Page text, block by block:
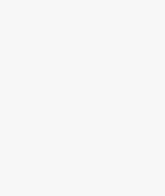
durch seine
kennt und seine
Fachhandel
Richter gehört zu
hagebau und ist in
im Fachhandel, im
Kleinflächensystem
somit zwei